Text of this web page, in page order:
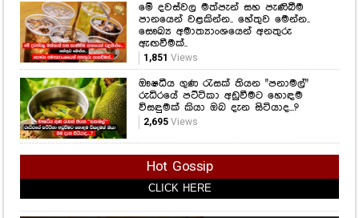
මේ දවස්වල මත්පැන් සහ පැණිබීම
පානයෙන් වළකින්න.. හේතුව මෙන්න..
සෞඛ්‍ය අමාත්‍යාංශයෙන් අනතුරු
ඇඟවීමක්..
1,851 Views
ඖෂධීය ගුණ රැසක් තියන "පනාමල්"
රුධිරයේ පට්ටිකා අඩුවීමට හොඳම
විසඳුමක් කියා ඔබ දැන සිටියාද...?
2,695Views
Hot Gossip
CLICK HERE